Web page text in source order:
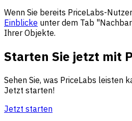
Wenn Sie bereits PriceLabs-
Einblicke unter dem Tab
Ihrer Objekte.
Starten Sie jetzt mit
Sehen Sie, was PriceLabs leisten
Jetzt starten!
Jetzt starten